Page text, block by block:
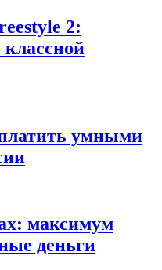
2:
умными
максимум
деньги